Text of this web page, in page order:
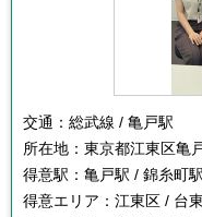
交通： 総武線 / 亀戸駅
所在地： 東京都江東区亀
得意駅： 亀戸駅 / 錦糸町
得意エリア： 江東区 / 台